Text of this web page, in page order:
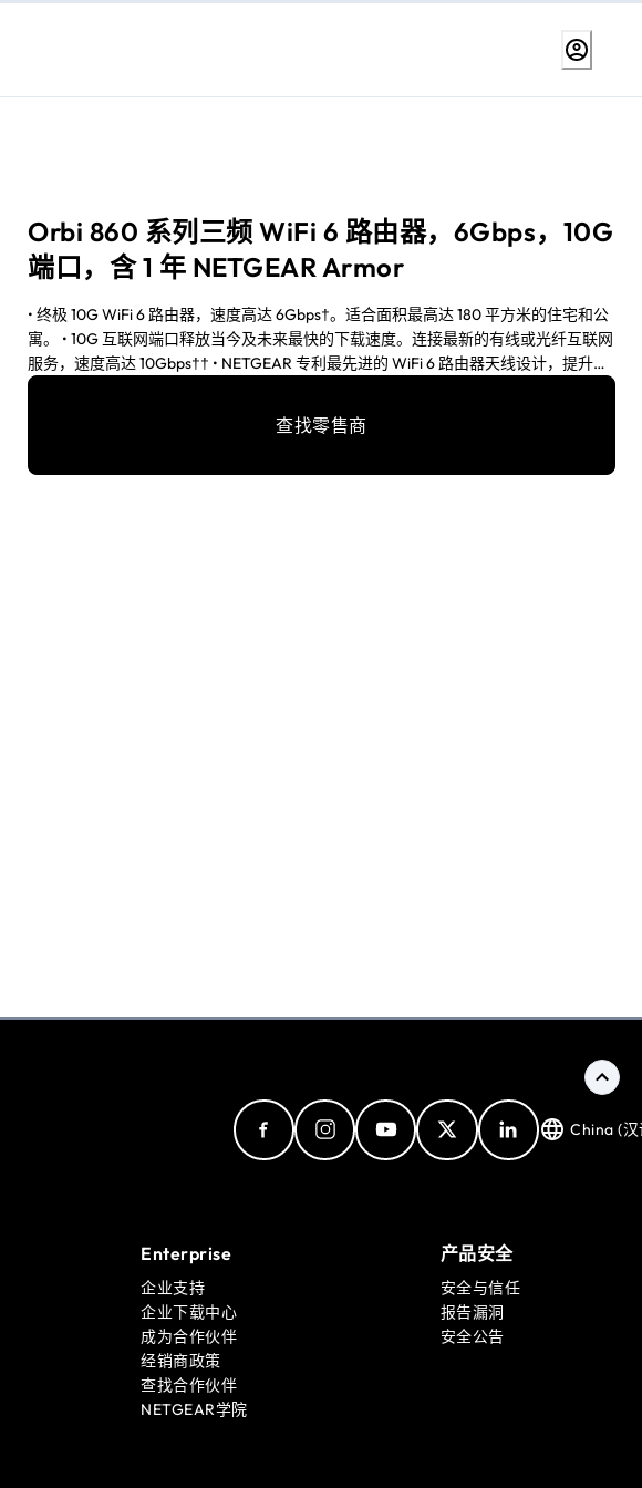
Orbi 860 系列三频 WiFi 6 路由器，6Gbps，10G
端口，含 1 年 NETGEAR Armor
• 终极 10G WiFi 6 路由器，速度高达 6Gbps†。适合面积最高达 180 平方米的住宅和公
寓。 • 10G 互联网端口释放当今及未来最快的下载速度。连接最新的有线或光纤互联网
服务，速度高达 10Gbps†† • NETGEAR 专利最先进的 WiFi 6 路由器天线设计，提升
WiFi 覆盖范围和信号强度，非常适合 iPhone 和 Windows 10 电脑‡ • 流畅播放 4K/8K
影片、Zoom 视频会议及 WiFi 通话，并可自信地保持多达 100 台设备同时连接 •
NETGEAR® Armor™ 软件为您的 WiFi 和连接设备（电脑、手机、摄像头、电视、
查找零售商
China (汉
Enterprise
企业支持
企业下载中心
成为合作伙伴
经销商政策
查找合作伙伴
NETGEAR学院
产品安全
安全与信任
报告漏洞
安全公告